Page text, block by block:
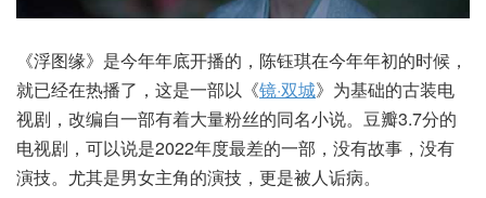
《浮图缘》是今年年底开播的，陈钰琪在今年年初的时候，
就已经在热播了，这是一部以《镜·双城》为基础的古装电
视剧，改编自一部有着大量粉丝的同名小说。豆瓣3.7分的
电视剧，可以说是2022年度最差的一部，没有故事，没有
演技。尤其是男女主角的演技，更是被人诟病。